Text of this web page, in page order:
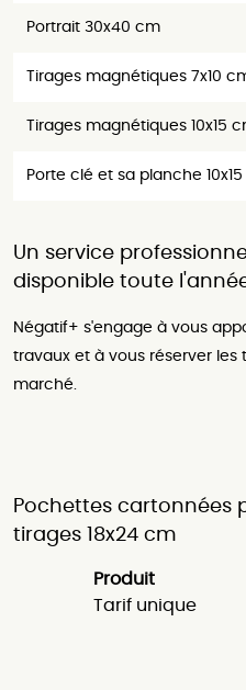
Portrait 30x40 cm
Tirages magnétiques 7x10
Tirages magnétiques 10x15
Porte clé et sa planche
Un service
disponible toute
Négatif+ s'engage à vous
travaux et à vous réserver les
marché.
Pochettes cartonnées
tirages 18x24 cm
Produit
Tarif